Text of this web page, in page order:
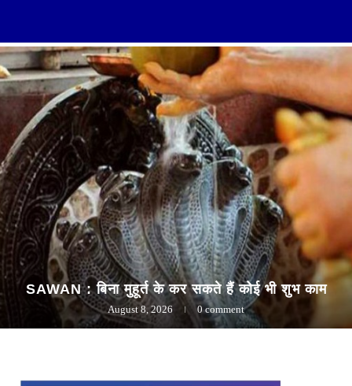
SAWAN : बिना मुहूर्त के कर सकते हैं कोई भी शुभ काम
August 8, 2026 0 comment